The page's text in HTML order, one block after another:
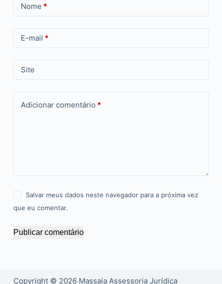
Nome *
E-mail *
Site
Adicionar comentário *
Salvar meus dados neste navegador para a próxima vez
que eu comentar.
Publicar comentário
Copyright © 2026 Massaia Assessoria Jurídica